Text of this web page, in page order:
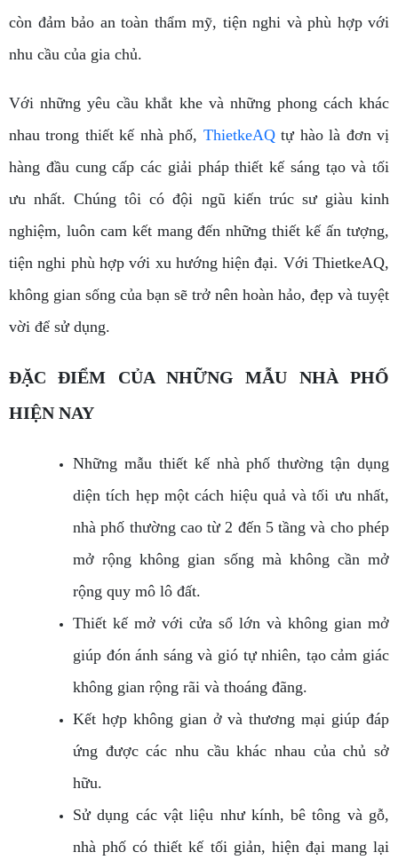
còn đảm bảo an toàn thẩm mỹ, tiện nghi và phù hợp với
nhu cầu của gia chủ.
Với những yêu cầu khắt khe và những phong cách khác
nhau trong thiết kế nhà phố, ThietkeAQtự hào là đơn vị
hàng đầu cung cấp các giải pháp thiết kế sáng tạo và tối
ưu nhất. Chúng tôi có đội ngũ kiến ​​trúc sư giàu kinh
nghiệm, luôn cam kết mang đến những thiết kế ấn tượng,
tiện nghi phù hợp với xu hướng hiện đại. Với ThietkeAQ,
không gian sống của bạn sẽ trở nên hoàn hảo, đẹp và tuyệt
vời để sử dụng.
ĐẶC ĐIỂM CỦA NHỮNG MẪU NHÀ PHỐ
HIỆN NAY
Những mẫu thiết kế nhà phố thường tận dụng
diện tích hẹp một cách hiệu quả và tối ưu nhất,
nhà phố thường cao từ 2 đến 5 tầng và cho phép
mở rộng không gian sống mà không cần mở
rộng quy mô lô đất.
Thiết kế mở với cửa sổ lớn và không gian mở
giúp đón ánh sáng và gió tự nhiên, tạo cảm giác
không gian rộng rãi và thoáng đãng.
Kết hợp không gian ở và thương mại giúp đáp
ứng được các nhu cầu khác nhau của chủ sở
hữu.
Sử dụng các vật liệu như kính, bê tông và gỗ,
nhà phố có thiết kế tối giản, hiện đại mang lại